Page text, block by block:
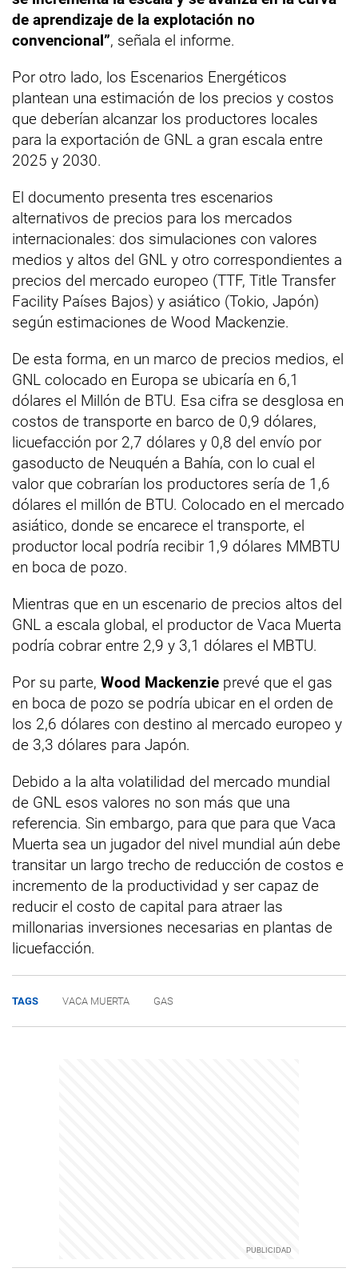
de aprendizaje de la explotación no
convencional”, señala el informe.
Por otro lado, los Escenarios Energéticos
plantean una estimación de los precios y costos
que deberían alcanzar los productores locales
para la exportación de GNL a gran escala entre
2025 y 2030.
El documento presenta tres escenarios
alternativos de precios para los mercados
internacionales: dos simulaciones con valores
medios y altos del GNL y otro correspondientes a
precios del mercado europeo (TTF, Title Transfer
Facility Países Bajos) y asiático (Tokio, Japón)
según estimaciones de Wood Mackenzie.
De esta forma, en un marco de precios medios, el
GNL colocado en Europa se ubicaría en 6,1
dólares el Millón de BTU. Esa cifra se desglosa en
costos de transporte en barco de 0,9 dólares,
licuefacción por 2,7 dólares y 0,8 del envío por
gasoducto de Neuquén a Bahía, con lo cual el
valor que cobrarían los productores sería de 1,6
dólares el millón de BTU. Colocado en el mercado
asiático, donde se encarece el transporte, el
productor local podría recibir 1,9 dólares MMBTU
en boca de pozo.
Mientras que en un escenario de precios altos del
GNL a escala global, el productor de Vaca Muerta
podría cobrar entre 2,9 y 3,1 dólares el MBTU.
Por su parte, Wood Mackenzie prevé que el gas
en boca de pozo se podría ubicar en el orden de
los 2,6 dólares con destino al mercado europeo y
de 3,3 dólares para Japón.
Debido a la alta volatilidad del mercado mundial
de GNL esos valores no son más que una
referencia. Sin embargo, para que para que Vaca
Muerta sea un jugador del nivel mundial aún debe
transitar un largo trecho de reducción de costos e
incremento de la productividad y ser capaz de
reducir el costo de capital para atraer las
millonarias inversiones necesarias en plantas de
licuefacción.
TAGS VACA MUERTA GAS